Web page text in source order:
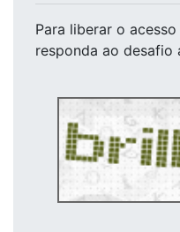
Para liberar o acesso
responda ao desafio